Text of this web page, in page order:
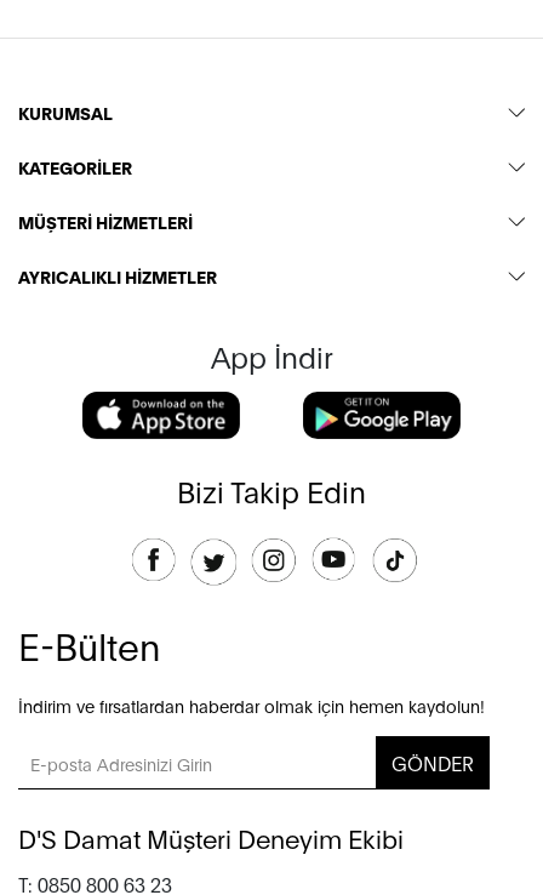
KURUMSAL
KATEGORİLER
MÜŞTERİ HİZMETLERİ
AYRICALIKLI HİZMETLER
App İndir
Bizi Takip Edin
E-Bülten
İndirim ve fırsatlardan haberdar olmak için hemen kaydolun!
GÖNDER
D'S Damat Müşteri Deneyim Ekibi
T: 0850 800 63 23